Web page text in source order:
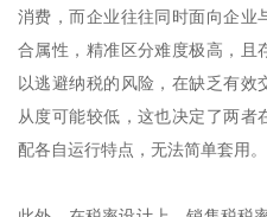
消费，而企业往往同时面向企业
合属性，精准区分难度极高，且
以逃避纳税的风险，在缺乏有效
从度可能较低，这也决定了两者
配各自运行特点，无法简单套用。